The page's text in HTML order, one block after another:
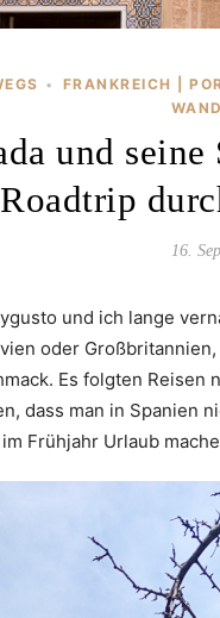
• FRANKREICH |
und
Roadtrip
16.
und ich lange
oder
Es folgten
dass man in Spanien
Frühjahr Urlaub